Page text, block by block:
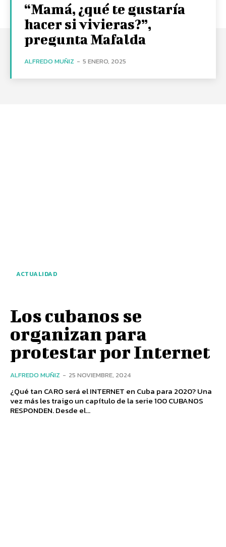
“Mamá, ¿qué te gustaría
hacer si vivieras?”,
pregunta Mafalda
ALFREDO MUÑIZ - 5 ENERO, 2025
ACTUALIDAD
Los cubanos se
organizan para
protestar por Internet
ALFREDO MUÑIZ - 25 NOVIEMBRE, 2024
¿Qué tan CARO será el INTERNET en Cuba para 2020? Una
vez más les traigo un capítulo de la serie 100 CUBANOS
RESPONDEN. Desde el...